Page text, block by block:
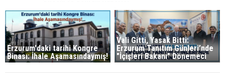
Erzurum'daki tarihi Kongre
Binası: İhale Aşamasındaymış!
Vali Gitti, Yasak Bitti:
Erzurum Tanıtım Günleri’nde
"İçişleri Bakanı" Dönemeci